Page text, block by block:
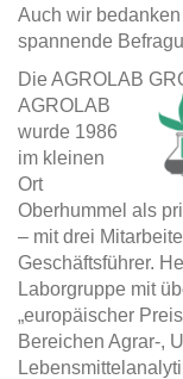
Auch wir
spannende
Die AGROLAB
AGROLAB
wurde 1986
im kleinen
Ort
Oberhummel als
– mit drei
Geschäftsführer.
Laborgruppe mit
„europäischer
Bereichen Agrar-,